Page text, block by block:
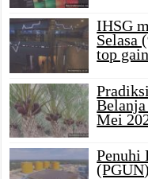
IHSG
Selasa
top
Mei
Penuhi